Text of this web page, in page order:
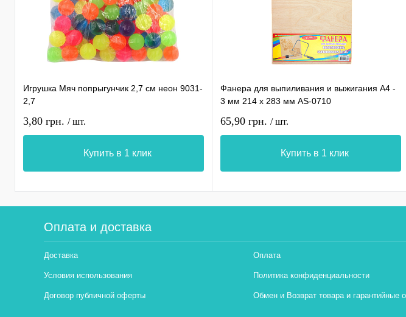
Игрушка Мяч попрыгунчик 2,7 см неон 9031-
2,7
3,80 грн. / шт.
Купить в 1 клик
Фанера для выпиливания и выжигания А4 -
3 мм 214 х 283 мм AS-0710
65,90 грн. / шт.
Купить в 1 клик
Оплата и доставка
Доставка Оплата
Условия использования Политика конфиденциальности
Договор публичной оферты Обмен и Возврат товара и гарантийные